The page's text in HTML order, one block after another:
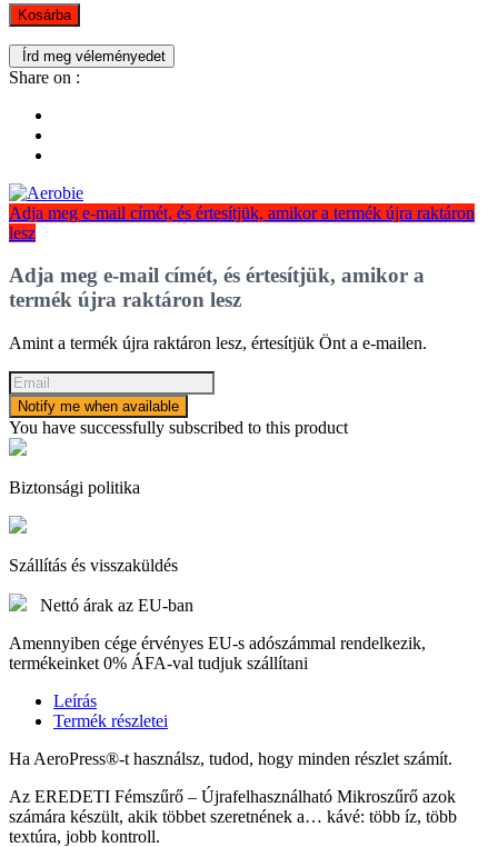
Kosárba
Írd meg véleményedet
Share on :
Adja meg e-mail címét, és értesítjük, amikor a termék újra raktáron
lesz
Adja meg e-mail címét, és értesítjük, amikor a
termék újra raktáron lesz
Amint a termék újra raktáron lesz, értesítjük Önt a e-mailen.
Notify me when available
You have successfully subscribed to this product
Biztonsági politika
Szállítás és visszaküldés
Nettó árak az EU-ban
Amennyiben cége érvényes EU-s adószámmal rendelkezik,
termékeinket 0% ÁFA-val tudjuk szállítani
Leírás
Termék részletei
Ha AeroPress®-t használsz, tudod, hogy minden részlet számít.
Az EREDETI Fémszűrő – Újrafelhasználható Mikroszűrő azok
számára készült, akik többet szeretnének a… kávé: több íz, több
textúra, jobb kontroll.